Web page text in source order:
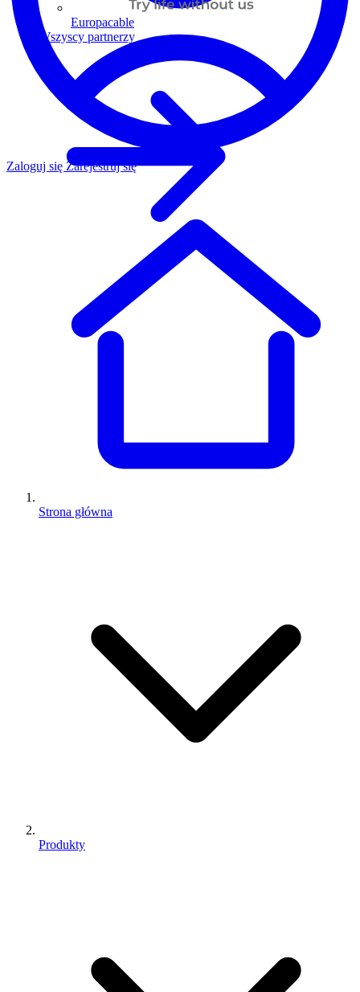
Europacable
Wszyscy partnerzy
Zaloguj się Zarejestruj się
Strona główna
Produkty